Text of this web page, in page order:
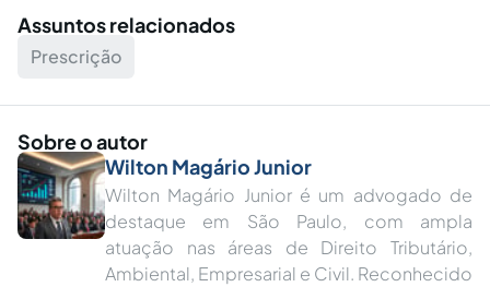
Assuntos relacionados
Prescrição
Sobre o autor
Wilton Magário Junior
Wilton Magário Junior é um advogado de
destaque em São Paulo, com ampla
atuação nas áreas de Direito Tributário,
Ambiental, Empresarial e Civil. Reconhecido